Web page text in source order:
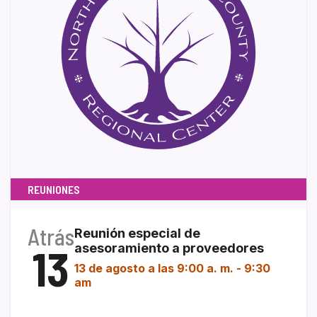
REUNIONES
Atrás
13
Reunión especial de
asesoramiento a proveedores
13 de agosto a las 9:00 a. m. - 9:30
am